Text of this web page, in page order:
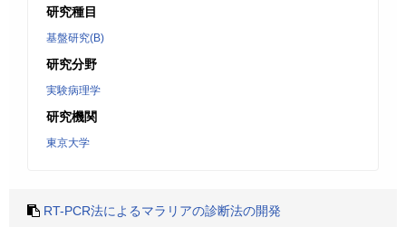
研究種目
基盤研究(B)
研究分野
実験病理学
研究機関
東京大学
RT-PCR法によるマラリアの診断法の開発